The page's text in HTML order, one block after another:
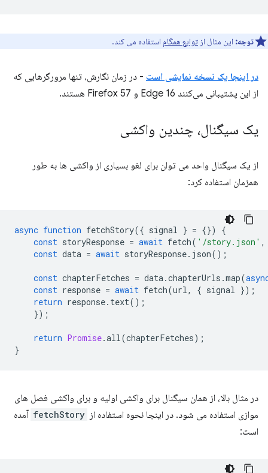
توجه: این مثال از توابع همگام استفاده می کند.
در اینجا یک نسخه نمایشی است - در زمان نگارش، تنها مرورگرهایی که
از این پشتیبانی می‌کنند Edge 16 و Firefox 57 هستند.
یک سیگنال، چندین واکشی
از یک سیگنال واحد می توان برای لغو بسیاری از واکشی ها به طور
همزمان استفاده کرد:
async function fetchStory({ signal } = {})
{
const storyResponse = await fetch( '/story.json' ,
const data = await storyResponse. json();
const chapterFetches = data.chapterUrls .map(
const response = await fetch(url, { signal });
return response. text();
});
return Promise.all(chapterFetches);
}
در مثال بالا، از همان سیگنال برای واکشی اولیه و برای واکشی فصل های
موازی استفاده می شود. در اینجا نحوه استفاده از fetchStory آمده
است: